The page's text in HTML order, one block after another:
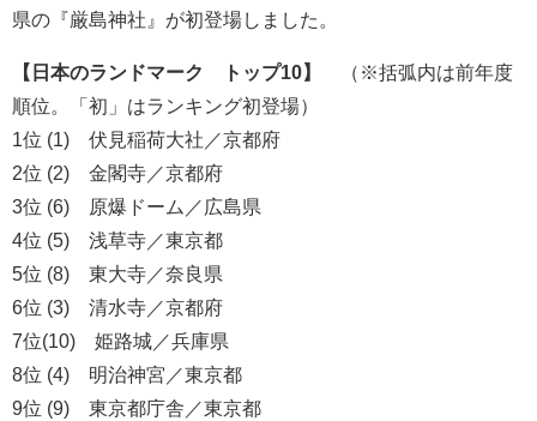
県の『厳島神社』が初登場しました。
【日本のランドマーク トップ10】
（※括弧内は前年度
順位。「初」はランキング初登場）
1位 (1) 伏見稲荷大社／京都府
2位 (2) 金閣寺／京都府
3位 (6) 原爆ドーム／広島県
4位 (5) 浅草寺／東京都
5位 (8) 東大寺／奈良県
6位 (3) 清水寺／京都府
7位(10) 姫路城／兵庫県
8位 (4) 明治神宮／東京都
9位 (9) 東京都庁舎／東京都